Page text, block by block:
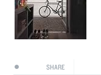
SHARE